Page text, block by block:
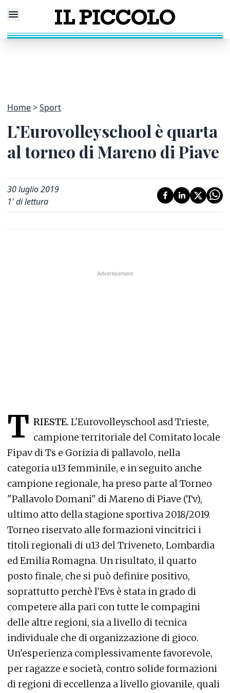
Home Sport
L’Eurovolleyschool è quarta
al torneo di Mareno di Piave
30 luglio 2019
1' di lettura
T RIESTE. L'Eurovolleyschool asd Trieste,
campione territoriale del Comitato locale
Fipav di Ts e Gorizia di pallavolo, nella
categoria u13 femminile, e in seguito anche
campione regionale, ha preso parte al Torneo
"Pallavolo Domani" di Mareno di Piave (Tv),
ultimo atto della stagione sportiva 2018/2019.
Torneo riservato alle formazioni vincitrici i
titoli regionali di u13 del Triveneto, Lombardia
ed Emilia Romagna. Un risultato, il quarto
posto finale, che si può definire positivo,
soprattutto perchè l'Evs è stata in grado di
competere alla pari con tutte le compagini
delle altre regioni, sia a livello di tecnica
individuale che di organizzazione di gioco.
Un'esperienza complessivamente favorevole,
per ragazze e società, contro solide formazioni
di regioni di eccellenza a livello giovanile, quali